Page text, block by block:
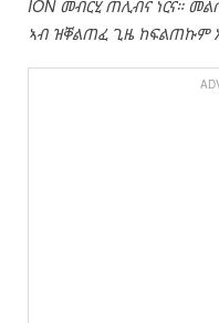
IONመብርሂ ጠሊብና ነርና።
ኣብ ዝቐልጠፈ ጊዜ ከፍልጠኩም